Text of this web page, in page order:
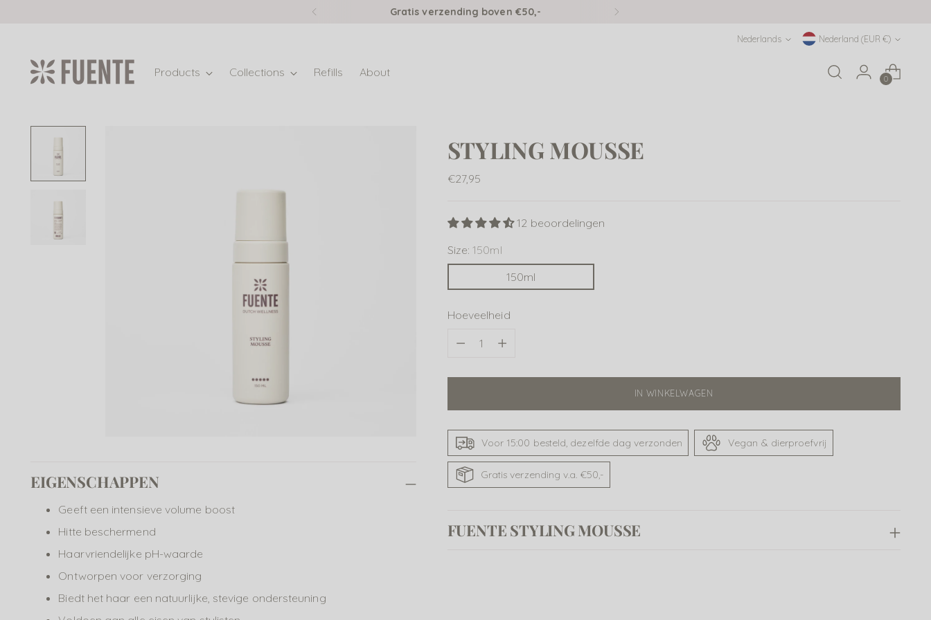
Gratis verzending boven €50,-
Nederlands
Nederland (EUR €)
Products Collections Refills About 0
EIGENSCHAPPEN
Geeft een intensieve volume boost
Hitte beschermend
Haarvriendelijke pH-waarde
Ontworpen voor verzorging
Biedt het haar een natuurlijke, stevige ondersteuning
STYLING MOUSSE
Normale
€27,95
12 beoordelingen
Size: 150ml
150ml
Hoeveelheid
Hoeveelheid
IN WINKELWAGEN
Voor 15:00 besteld, dezelfde dag verzonden Vegan & dierproefvrij
Gratis verzending v.a. €50,-
FUENTE STYLING MOUSSE